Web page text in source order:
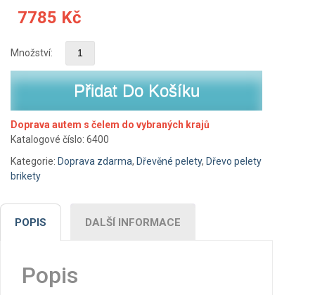
7785 Kč
Množství:
Přidat Do Košíku
Doprava autem s čelem do vybraných krajů
Katalogové číslo: 6400
Kategorie: Doprava zdarma, Dřevěné pelety, Dřevo pelety
brikety
POPIS DALŠÍ INFORMACE
Popis